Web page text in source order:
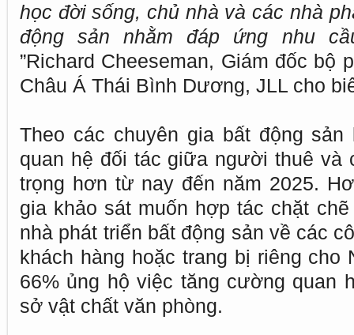
học đời sống, chủ nhà và các nhà
động sản nhằm đáp ứng nhu
”Richard Cheeseman, Giám đốc bộ
Châu Á Thái Bình Dương, JLL cho
Theo các chuyên gia bất động
quan hệ đối tác giữa người thuê và
trọng hơn từ nay đến năm 2025.
gia khảo sát muốn hợp tác chặt
nhà phát triển bất động sản về các
khách hàng hoặc trang bị riêng cho
66% ủng hộ việc tăng cường quan
sở vật chất văn phòng.